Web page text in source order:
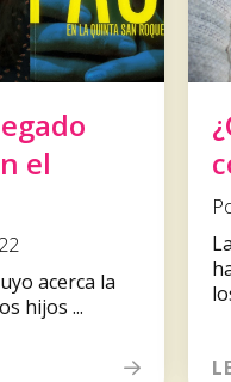
el
acerca la
hijos ...